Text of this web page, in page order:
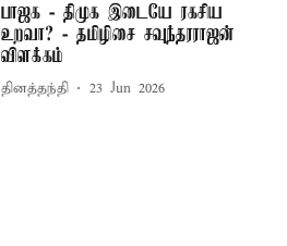
பாஜக - திமுக இடையே ரகசிய
உறவா? - தமிழிசை சவுந்தரராஜன்
விளக்கம்
தினத்தந்தி 23 Jun 2026